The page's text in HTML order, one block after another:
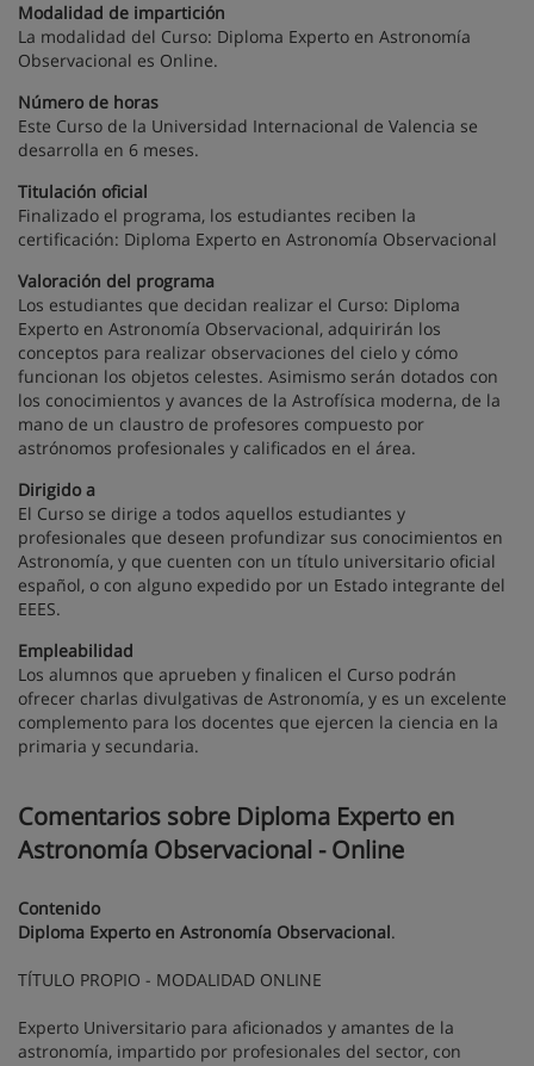
Modalidad de impartición
La modalidad del Curso: Diploma Experto en Astronomía
Observacional es Online.
Número de horas
Este Curso de la Universidad Internacional de Valencia se
desarrolla en 6 meses.
Titulación oficial
Finalizado el programa, los estudiantes reciben la
certificación: Diploma Experto en Astronomía Observacional
Valoración del programa
Los estudiantes que decidan realizar el Curso: Diploma
Experto en Astronomía Observacional, adquirirán los
conceptos para realizar observaciones del cielo y cómo
funcionan los objetos celestes. Asimismo serán dotados con
los conocimientos y avances de la Astrofísica moderna, de la
mano de un claustro de profesores compuesto por
astrónomos profesionales y calificados en el área.
Dirigido a
El Curso se dirige a todos aquellos estudiantes y
profesionales que deseen profundizar sus conocimientos en
Astronomía, y que cuenten con un título universitario oficial
español, o con alguno expedido por un Estado integrante del
EEES.
Empleabilidad
Los alumnos que aprueben y finalicen el Curso podrán
ofrecer charlas divulgativas de Astronomía, y es un excelente
complemento para los docentes que ejercen la ciencia en la
primaria y secundaria.
Comentarios sobre Diploma Experto en
Astronomía Observacional - Online
Contenido
Diploma Experto en Astronomía Observacional.
TÍTULO PROPIO - MODALIDAD ONLINE
Experto Universitario para aficionados y amantes de la
astronomía, impartido por profesionales del sector, con